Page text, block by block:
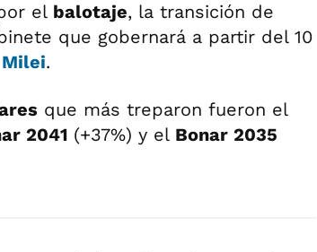
el balotaje, la transición de
que gobernará a partir del 10
.
que más treparon fueron el
2041 (+37%) y el Bonar 2035